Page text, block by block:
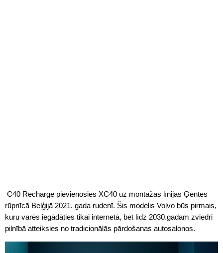
C40 Recharge pievienosies XC40 uz montāžas līnijas Ģentes
rūpnīcā Beļģijā 2021. gada rudenī. Šis modelis Volvo būs pirmais,
kuru varēs iegādāties tikai internetā, bet līdz 2030.gadam zviedri
pilnībā atteiksies no tradicionālās pārdošanas autosalonos.